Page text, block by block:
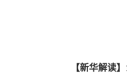
【新华解读